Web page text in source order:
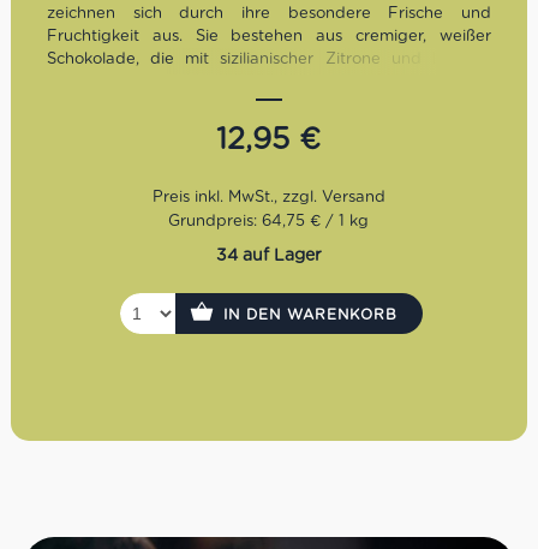
zeichnen sich durch ihre besondere Frische und
Fruchtigkeit aus. Sie bestehen aus cremiger, weißer
Schokolade, die mit sizilianischer Zitrone und Limette
Piemontese alles um die berühmtesten
Schokoladenpralinen des Piemonts: Den Tartufi dolci. Die
wichtigste Grundzutat ist dafür die Piemonteser
Sebaste zusammen mit den über 30 Haselnussbauern
eine eigene Normierung vereinbart. Erst kurz vor der
Röstmeister Massimo in kleinen Portionen geröstet.
12,95 €
Grundpreis: 64,75 € / 1 kg
34 auf Lager
IN DEN WARENKORB